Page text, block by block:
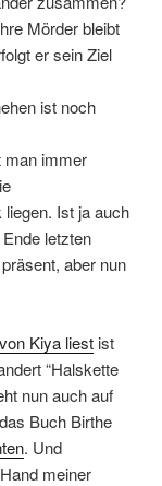
Mörder bleibt
er sein Ziel
ist noch
man immer
Ist ja auch
letzten
aber nun
Kiya liest ist
“Halskette
nun auch auf
Buch Birthe
. Und
meiner